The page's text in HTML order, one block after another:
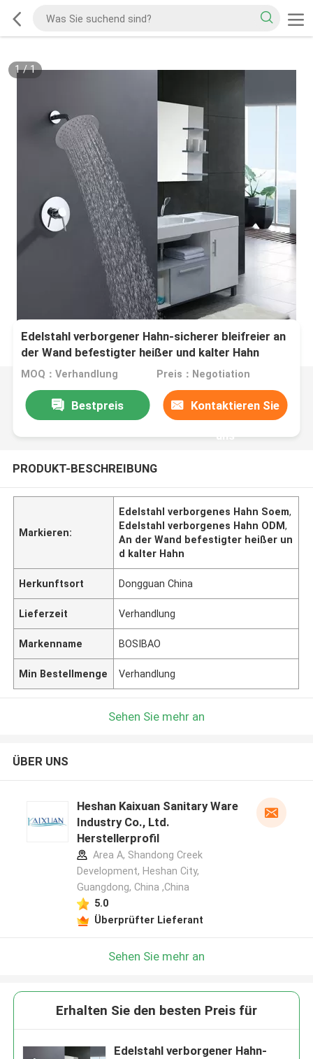
1/1
Edelstahl verborgener Hahn-sicherer bleifreier an
der Wand befestigter heißer und kalter Hahn
MOQ：Verhandlung Preis：Negotiation
Bestpreis Kontaktieren Sie
uns
PRODUKT-BESCHREIBUNG
Markieren:
Edelstahl verborgenes Hahn Soem,
Edelstahl verborgenes Hahn ODM,
An der Wand befestigter heißer un
d kalter Hahn
Herkunftsort Dongguan China
Lieferzeit Verhandlung
Markenname BOSIBAO
Min Bestellmenge Verhandlung
Sehen Sie mehr an
ÜBER UNS
Heshan Kaixuan Sanitary Ware
Industry Co., Ltd.
Herstellerprofil
Area A, Shandong Creek
Development, Heshan City,
Guangdong, China ,China
5.0
Überprüfter Lieferant
Sehen Sie mehr an
Erhalten Sie den besten Preis für
Edelstahl verborgener Hahn-